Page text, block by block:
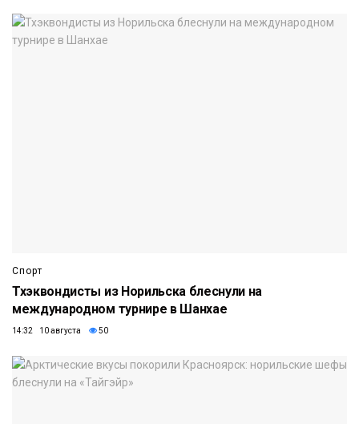
Спорт
Тхэквондисты из Норильска блеснули на
международном турнире в Шанхае
14:32 10 августа 50